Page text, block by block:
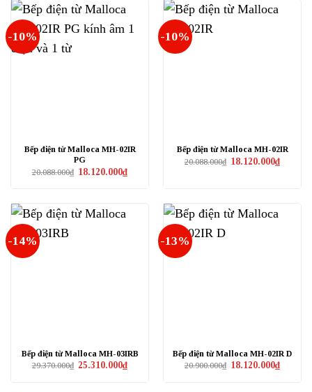
-10%
Bếp điện từ Malloca MH-02IR
PG
20.088.000₫ Giá
18.120.000₫Giá
hiện
18.120.000₫.
-10%
Bếp điện từ Malloca MH-02IR
20.088.000₫ Giá
18.120.000₫Giá
hiện
-14%
Bếp điện từ Malloca MH-03IRB
29.370.000₫ Giá
25.310.000₫Giá
hiện
-13%
Bếp điện từ Malloca MH-02IR D
20.900.000₫ Giá
18.120.000₫Giá
hiện